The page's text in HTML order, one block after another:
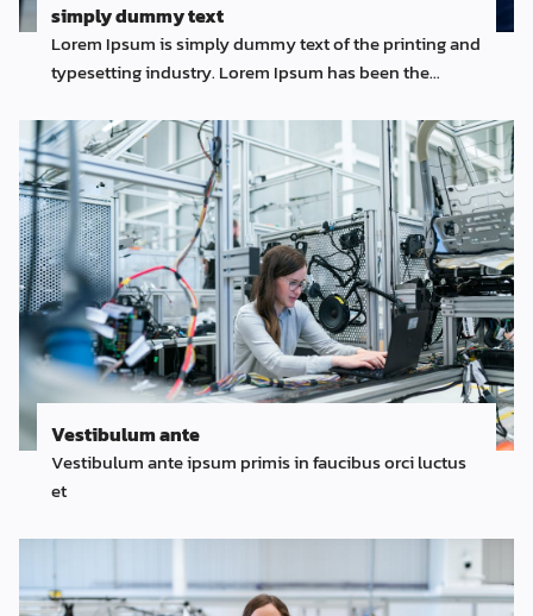
simply dummy text
Lorem Ipsum is simply dummy text of the printing and
typesetting industry. Lorem Ipsum has been the
Vestibulum ante
Vestibulum ante ipsum primis in faucibus orci luctus
et